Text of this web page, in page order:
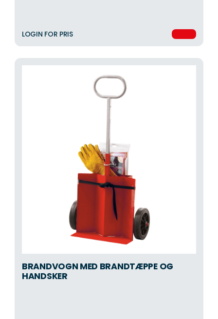
LOGIN FOR PRIS
BRANDVOGN MED BRANDTÆPPE OG
HANDSKER